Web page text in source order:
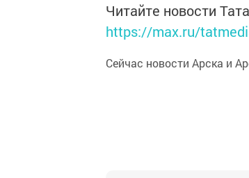
Читайте новости
https://max.ru/
Сейчас новости Арска и